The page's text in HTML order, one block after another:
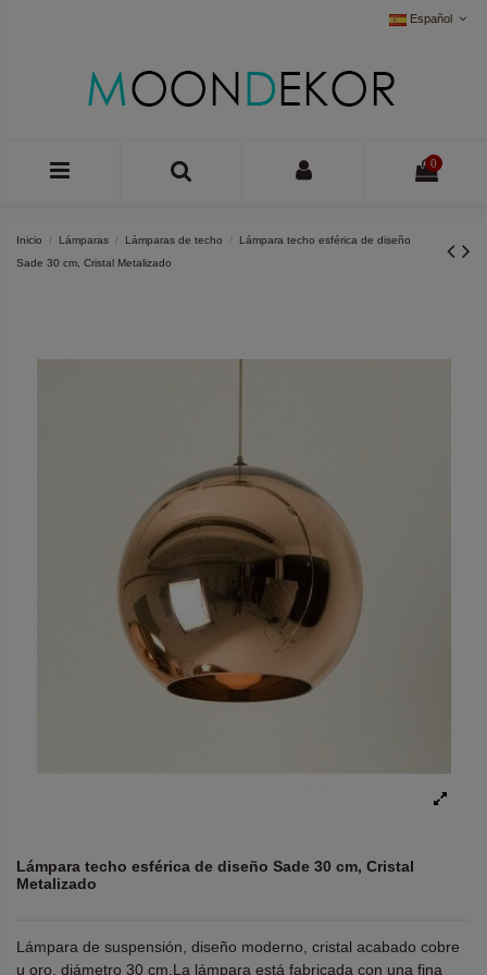
Español
0
Inicio Lámparas Lámparas de techo
Lámpara techo esférica de diseño
Sade 30 cm, Cristal Metalizado
Lámpara techo esférica de diseño Sade 30 cm, Cristal
Metalizado
Lámpara de suspensión, diseño moderno, cristal acabado cobre
u oro, diámetro 30 cm.La lámpara está fabricada con una fina